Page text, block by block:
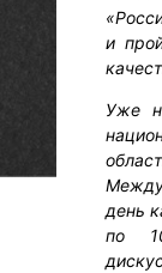
и
Уже
день
по